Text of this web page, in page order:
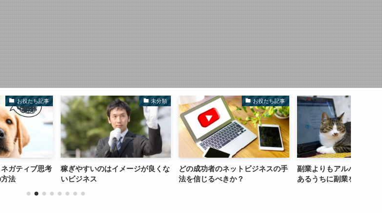
未分類
稼ぎやすいのはイメージが良くな
いビジネス
お役たち記事
どの成功者のネットビジネスの手
法を信じるべきか？
コラム
副業よりもアルバイトを。余裕の
あるうちに副業を。